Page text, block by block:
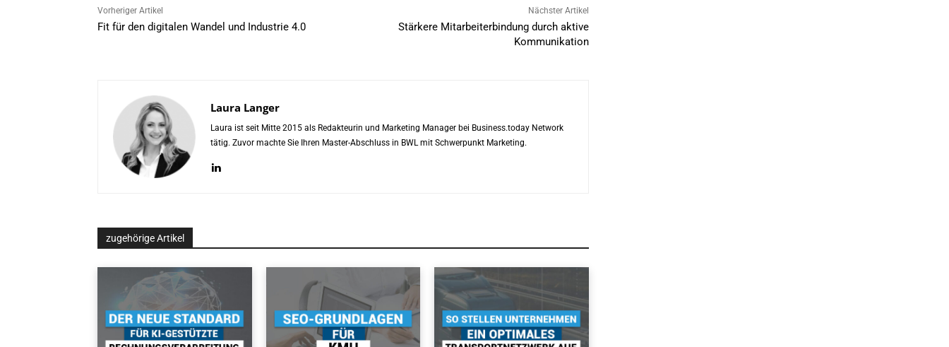
Vorheriger Artikel
Fit für den digitalen Wandel und Industrie 4.0
Nächster Artikel
Stärkere Mitarbeiterbindung durch aktive
Kommunikation
Laura Langer
Laura ist seit Mitte 2015 als Redakteurin und Marketing Manager bei Business.today Network
tätig. Zuvor machte Sie Ihren Master-Abschluss in BWL mit Schwerpunkt Marketing.
zugehörige Artikel